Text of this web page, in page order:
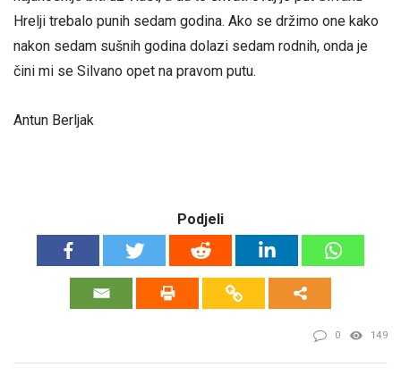
Hrelji trebalo punih sedam godina. Ako se držimo one kako
nakon sedam sušnih godina dolazi sedam rodnih, onda je
čini mi se Silvano opet na pravom putu.
Antun Berljak
Podjeli
0 149